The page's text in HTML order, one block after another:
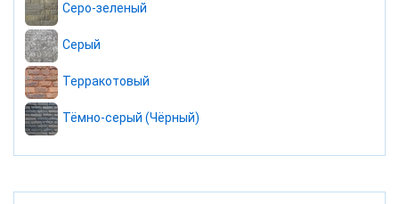
Серо-зеленый
Серый
Терракотовый
Тёмно-серый (Чёрный)